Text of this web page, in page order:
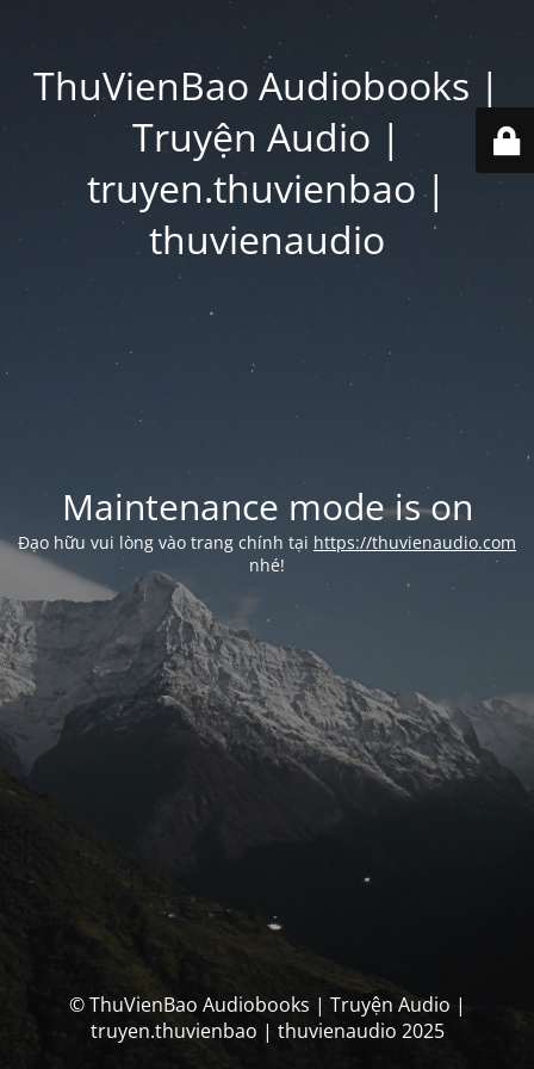
ThuVienBao Audiobooks |
Truyện Audio |
truyen.thuvienbao |
thuvienaudio
Maintenance mode is on
Đạo hữu vui lòng vào trang chính tại https://thuvienaudio.com
nhé!
© ThuVienBao Audiobooks | Truyện Audio |
truyen.thuvienbao | thuvienaudio 2025